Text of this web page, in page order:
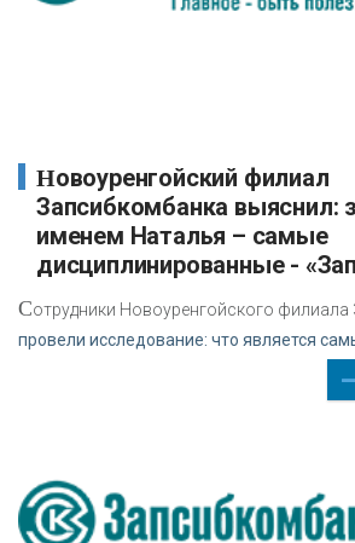
Новоуренгойский филиал
Запсибкомбанка выяснил:
именем Наталья – самые
дисциплинированные -
Сотрудники Новоуренгойского
провели исследование: что является